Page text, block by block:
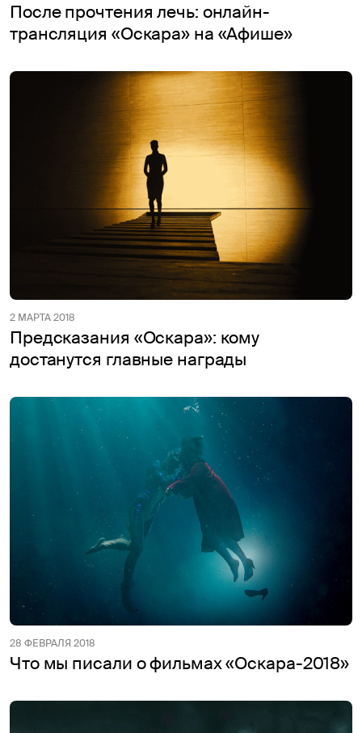
После прочтения лечь: онлайн-
трансляция «Оскара» на «Афише»
2 МАРТА 2018
Предсказания «Оскара»: кому
достанутся главные награды
28 ФЕВРАЛЯ 2018
Что мы писали о фильмах «Оскара-2018»